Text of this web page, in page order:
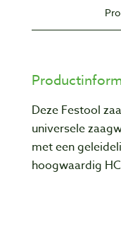
Deze Festool
universele
met een
hoogwaardig